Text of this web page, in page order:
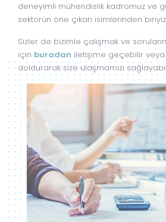
deneyimli mühendislik kadromuz ve
sektörün öne çıkan isimlerinden
Sizler de bizimle çalışmak ve
için buradan iletişime geçebilir veya
doldurarak size ulaşmamızı